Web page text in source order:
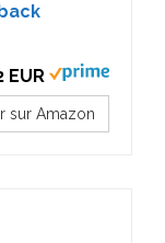
EUR
sur Amazon